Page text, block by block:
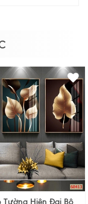
Tường Hiện Đại Bộ